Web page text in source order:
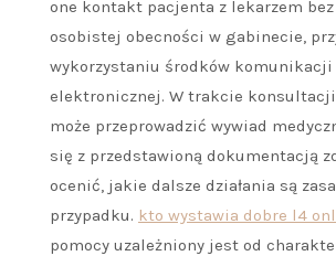
one kontakt pacjenta z lekarzem
osobistej obecności w gabinecie,
wykorzystaniu środków komunikacji
elektronicznej. W trakcie
może przeprowadzić wywiad
się z przedstawioną dokumentacją
ocenić, jakie dalsze działania są
przypadku. kto wystawia dobre l4
pomocy uzależniony jest od